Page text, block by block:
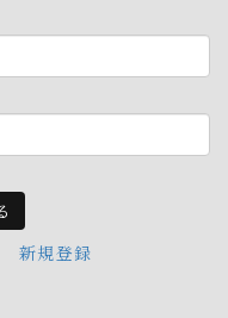
新規登録